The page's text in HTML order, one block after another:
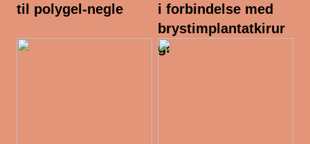
til polygel-negle
i forbindelse med
brystimplantatkirur
gi